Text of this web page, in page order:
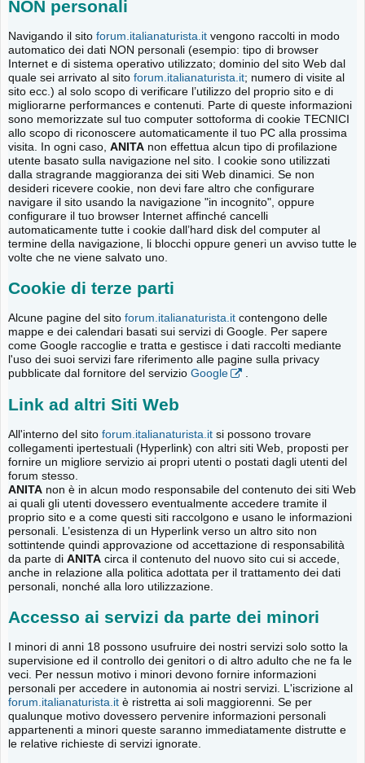
NON personali
Navigando il sito forum.italianaturista.it vengono raccolti in modo
automatico dei dati NON personali (esempio: tipo di browser
Internet e di sistema operativo utilizzato; dominio del sito Web dal
quale sei arrivato al sito forum.italianaturista.it; numero di visite al
sito ecc.) al solo scopo di verificare l’utilizzo del proprio sito e di
migliorarne performances e contenuti. Parte di queste informazioni
sono memorizzate sul tuo computer sottoforma di cookie TECNICI
allo scopo di riconoscere automaticamente il tuo PC alla prossima
visita. In ogni caso, ANITA non effettua alcun tipo di profilazione
utente basato sulla navigazione nel sito. I cookie sono utilizzati
dalla stragrande maggioranza dei siti Web dinamici. Se non
desideri ricevere cookie, non devi fare altro che configurare
navigare il sito usando la navigazione "in incognito", oppure
configurare il tuo browser Internet affinché cancelli
automaticamente tutte i cookie dall’hard disk del computer al
termine della navigazione, li blocchi oppure generi un avviso tutte le
volte che ne viene salvato uno.
Cookie di terze parti
Alcune pagine del sito forum.italianaturista.it contengono delle
mappe e dei calendari basati sui servizi di Google. Per sapere
come Google raccoglie e tratta e gestisce i dati raccolti mediante
l'uso dei suoi servizi fare riferimento alle pagine sulla privacy
pubblicate dal fornitore del servizio Google
Link ad altri Siti Web
All'interno del sito forum.italianaturista.it si possono trovare
collegamenti ipertestuali (Hyperlink) con altri siti Web, proposti per
fornire un migliore servizio ai propri utenti o postati dagli utenti del
forum stesso.
ANITA non è in alcun modo responsabile del contenuto dei siti Web
ai quali gli utenti dovessero eventualmente accedere tramite il
proprio sito e a come questi siti raccolgono e usano le informazioni
personali. L’esistenza di un Hyperlink verso un altro sito non
sottintende quindi approvazione od accettazione di responsabilità
da parte di ANITA circa il contenuto del nuovo sito cui si accede,
anche in relazione alla politica adottata per il trattamento dei dati
personali, nonché alla loro utilizzazione.
Accesso ai servizi da parte dei minori
I minori di anni 18 possono usufruire dei nostri servizi solo sotto la
supervisione ed il controllo dei genitori o di altro adulto che ne fa le
veci. Per nessun motivo i minori devono fornire informazioni
personali per accedere in autonomia ai nostri servizi. L'iscrizione al
forum.italianaturista.it è ristretta ai soli maggiorenni. Se per
qualunque motivo dovessero pervenire informazioni personali
appartenenti a minori queste saranno immediatamente distrutte e
le relative richieste di servizi ignorate.